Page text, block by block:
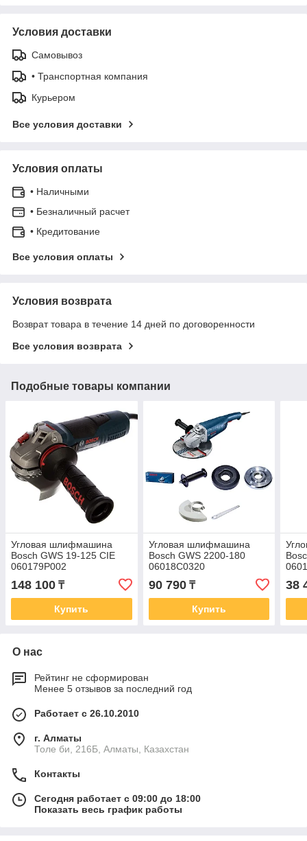
Условия доставки
Самовывоз
• Транспортная компания
Курьером
Все условия доставки
Условия оплаты
• Наличными
• Безналичный расчет
• Кредитование
Все условия оплаты
Условия возврата
Возврат товара в течение 14 дней по договоренности
Все условия возврата
Подобные товары компании
Угловая шлифмашина
Bosch GWS 19-125 CIE
060179P002
148 100 ₸
Купить
Угловая шлифмашина
Bosch GWS 2200-180
06018C0320
90 790₸
Купить
38
О нас
Рейтинг не сформирован
Менее 5 отзывов за последний год
Работает с 26.10.2010
г. Алматы
Толе би, 216Б, Алматы, Казахстан
Контакты
Сегодня работает с 09:00 до 18:00
Показать весь график работы